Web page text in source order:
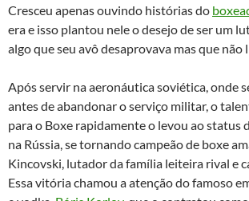
Cresceu apenas ouvindo histórias do
era e isso plantou nele o desejo de ser um
algo que seu avô desaprovava mas que
Após servir na aeronáutica soviética, onde
antes de abandonar o serviço militar, o
para o Boxe rapidamente o levou ao status
na Rússia, se tornando campeão de boxe
Kincovski, lutador da família leiteira rival e
Essa vitória chamou a atenção do famoso